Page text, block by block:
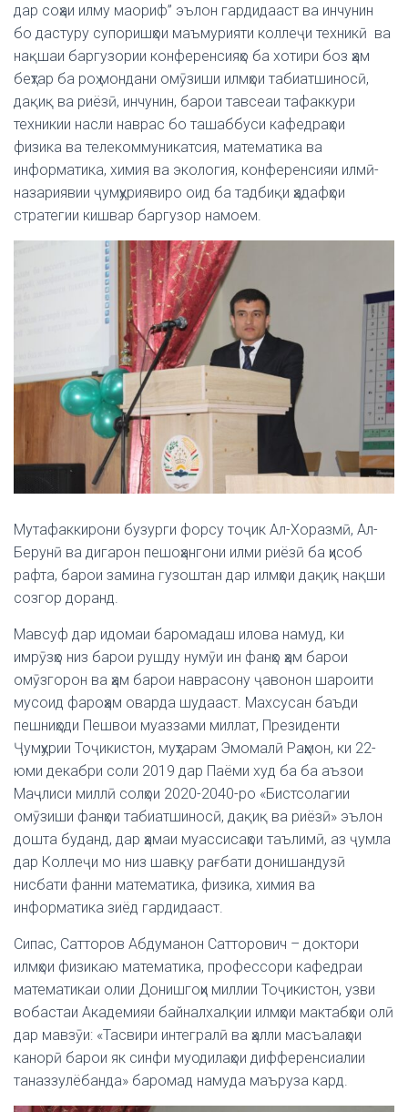
дар соҳаи илму маориф” эълон гардидааст ва инчунин
бо дастуру супоришҳои маъмурияти коллеҷи техникӣ ва
нақшаи баргузории конференсияҳо ба хотири боз ҳам
беҳтар ба роҳ мондани омӯзиши илмҳои табиатшиносӣ,
дақиқ ва риёзӣ, инчунин, барои тавсеаи тафаккури
техникии насли наврас бо ташаббуси кафедраҳои
физика ва телекоммуникатсия, математика ва
информатика, химия ва экология, конференсияи илмӣ-
назариявии ҷумҳуриявиро оид ба тадбиқи ҳадафҳои
стратегии кишвар баргузор намоем.
Мутафаккирони бузурги форсу тоҷик Ал-Хоразмӣ, Ал-
Берунӣ ва дигарон пешоҳангони илми риёзӣ ба ҳисоб
рафта, барои замина гузоштан дар илмҳои дақиқ нақши
созгор доранд.
Мавсуф дар идомаи баромадаш илова намуд, ки
имрӯзҳо низ барои рушду нумӯи ин фанҳо ҳам барои
омӯзгорон ва ҳам барои наврасону ҷавонон шароити
мусоид фароҳам оварда шудааст. Махсусан баъди
пешниҳоди Пешвои муаззами миллат, Президенти
Ҷумҳурии Тоҷикистон, муҳтарам Эмомалӣ Раҳмон, ки 22-
юми декабри соли 2019 дар Паёми худ ба ба аъзои
Маҷлиси миллӣ солҳои 2020-2040-ро «Бистсолагии
омӯзиши фанҳои табиатшиносӣ, дақиқ ва риёзӣ» эълон
дошта буданд, дар ҳамаи муассисаҳои таълимӣ, аз ҷумла
дар Коллеҷи мо низ шавқу рағбати донишандузӣ
нисбати фанни математика, физика, химия ва
информатика зиёд гардидааст.
Сипас, Сатторов Абдуманон Сатторович – доктори
илмҳои физикаю математика, профессори кафедраи
математикаи олии Донишгоҳи миллии Тоҷикистон, узви
вобастаи Академияи байналхалқии илмҳои мактабҳои олӣ
дар мавзӯи: «Тасвири интегралӣ ва ҳалли масъалаҳои
канорӣ барои як синфи муодилаҳои дифференсиалии
таназзулёбанда» баромад намуда маъруза кард.